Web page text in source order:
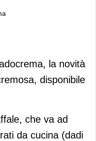
cucina in
la novità
disponibile
che va ad
da cucina (dadi